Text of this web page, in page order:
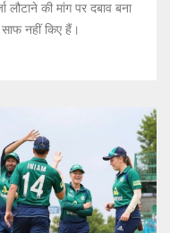
की मांग पर दबाव बना
नहीं किए हैं।